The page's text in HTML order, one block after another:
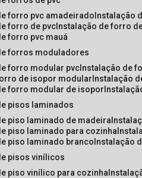
forro pvc amadeirado instalação
forro de pvc instalação de forro
forro pvc mauá
forros moduladores
forro modular pvc instalação de
de isopor modular instalação
forro modular de isopor
pisos laminados
piso laminado de madeira
piso laminado para cozinha
piso laminado branco instalação
pisos vinílicos
piso vinílico para cozinha